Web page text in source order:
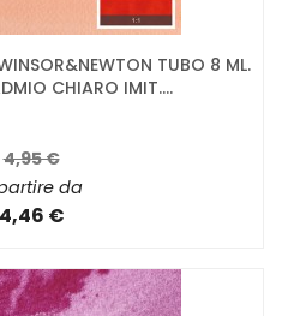
TUBO 8 ML.
CHIARO IMIT....
4,95 €
da
4,46 €